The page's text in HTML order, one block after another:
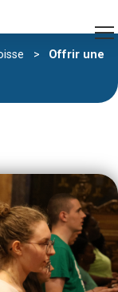
>
Offrir une